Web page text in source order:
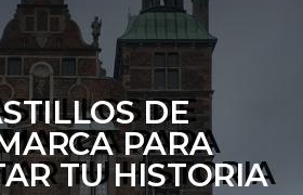
DE
PARA
TU HISTORIA